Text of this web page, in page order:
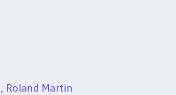
, Roland Martin